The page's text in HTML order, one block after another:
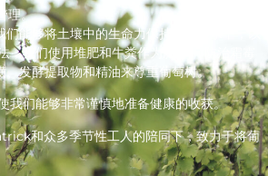
理。
能够将土壤中的生命力保持在最佳水平，以
，我们使用堆肥和牛粪作为肥料。 防治霜霉
发酵提取物和精油来尊重葡萄树。
我们能够非常谨慎地准备健康的收获。
和众多季节性工人的陪同下，致力于将葡